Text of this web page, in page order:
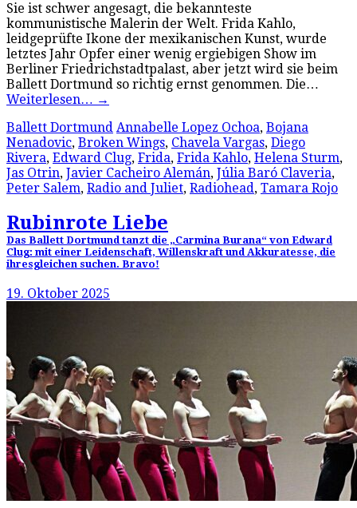
Sie ist schwer angesagt, die bekannteste
kommunistische Malerin der Welt. Frida Kahlo,
leidgeprüfte Ikone der mexikanischen Kunst, wurde
letztes Jahr Opfer einer wenig ergiebigen Show im
Berliner Friedrichstadtpalast, aber jetzt wird sie beim
Ballett Dortmund so richtig ernst genommen. Die…
Weiterlesen… →
Ballett Dortmund Annabelle Lopez Ochoa, Bojana
Nenadovic, Broken Wings, Chavela Vargas, Diego
Rivera, Edward Clug, Frida, Frida Kahlo, Helena Sturm,
Jas Otrin, Javier Cacheiro Alemán, Júlia Baró Claveria,
Peter Salem, Radio and Juliet, Radiohead, Tamara Rojo
Rubinrote Liebe
Das Ballett Dortmund tanzt die „Carmina Burana“ von Edward
Clug: mit einer Leidenschaft, Willenskraft und Akkuratesse, die
ihresgleichen suchen. Bravo!
19. Oktober 2025